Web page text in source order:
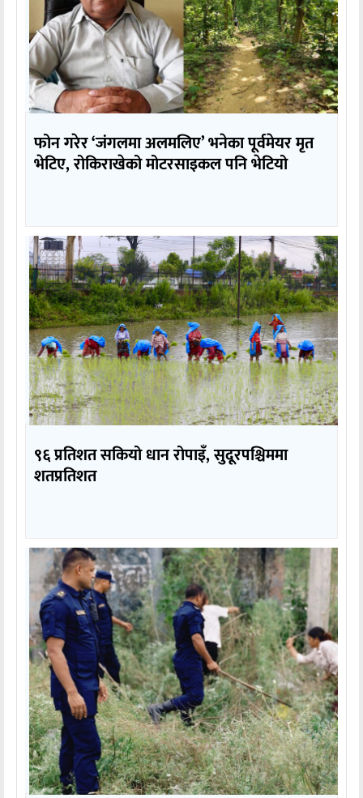
फोन गरेर ‘जंगलमा अलमलिए’ भनेका पूर्वमेयर मृत
भेटिए, रोकिराखेको मोटरसाइकल पनि भेटियो
९६ प्रतिशत सकियो धान रोपाइँ, सुदूरपश्चिममा
शतप्रतिशत